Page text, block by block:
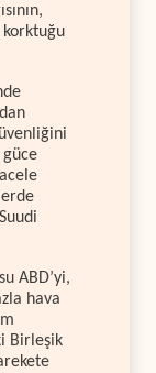
ABD’yi,
hava
Birleşik